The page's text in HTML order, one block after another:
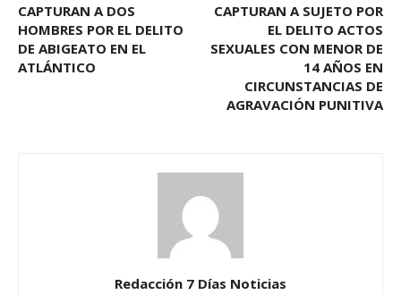
CAPTURAN A DOS
HOMBRES POR EL DELITO
DE ABIGEATO EN EL
ATLÁNTICO
CAPTURAN A SUJETO POR
EL DELITO ACTOS
SEXUALES CON MENOR DE
14 AÑOS EN
CIRCUNSTANCIAS DE
AGRAVACIÓN PUNITIVA
Redacción 7 Días Noticias